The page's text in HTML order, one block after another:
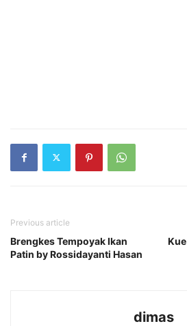
Previous article
Brengkes Tempoyak Ikan
Patin by Rossidayanti Hasan
dimas